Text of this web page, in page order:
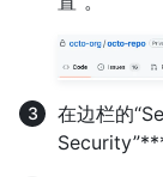
在边栏的